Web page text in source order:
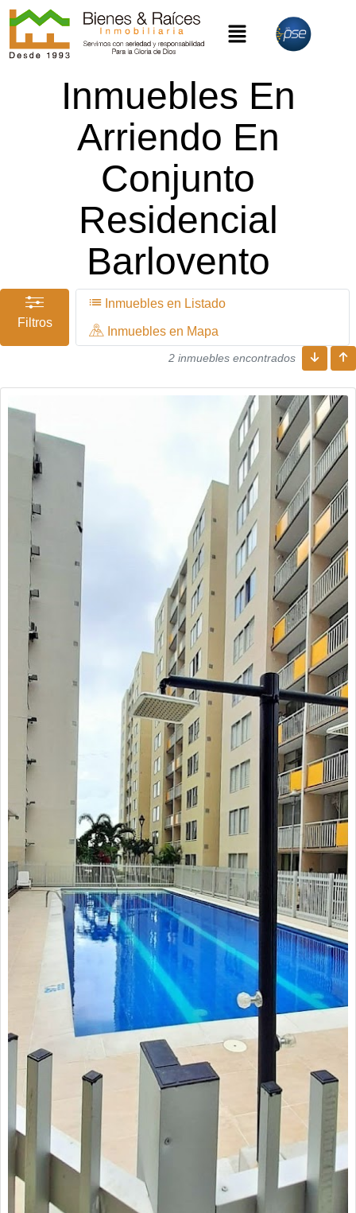
Inmuebles En
Arriendo En
Conjunto
Residencial
Barlovento
Filtros
Inmuebles en Listado
Inmuebles en Mapa
2 inmuebles encontrados